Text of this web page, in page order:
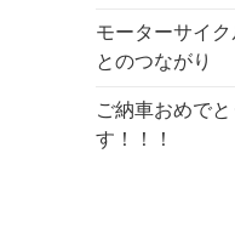
モーターサイ
とのつながり
ご納車おめでと
す！！！